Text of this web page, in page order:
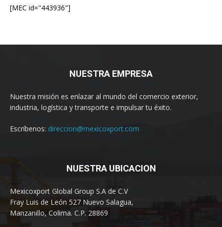
[MEC id="443936"]
NUESTRA EMPRESA
Nuestra misión es enlazar al mundo del comercio exterior,
industria, logística y transporte e impulsar tu éxito.
Escríbenos: direccion@mexicoxport.com
NUESTRA UBICACION
Mexicoxport Global Group S.A de C.V
Fray Luis de León 527 Nuevo Salagua,
Manzanillo, Colima. C.P. 28869